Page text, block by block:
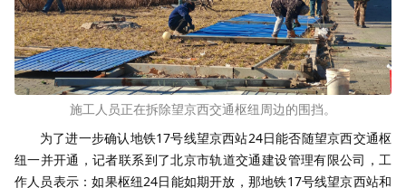
施工人员正在拆除望京西交通枢纽周边的围挡。
为了进一步确认地铁17号线望京西站24日能否随望京西交通枢
纽一并开通，记者联系到了北京市轨道交通建设管理有限公司，工
作人员表示：如果枢纽24日能如期开放，那地铁17号线望京西站和